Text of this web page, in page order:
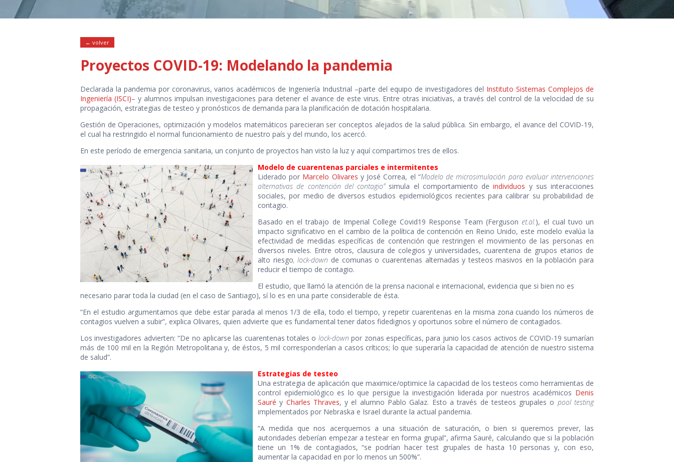
← volver
Proyectos COVID-19: Modelando la pandemia
Declarada la pandemia por coronavirus, varios académicos de Ingeniería Industrial –parte del equipo de investigadores del Instituto Sistemas Complejos de
Ingeniería (ISCI)– y alumnos impulsan investigaciones para detener el avance de este virus. Entre otras iniciativas, a través del control de la velocidad de su
propagación, estrategias de testeo y pronósticos de demanda para la planificación de dotación hospitalaria.
Gestión de Operaciones, optimización y modelos matemáticos parecieran ser conceptos alejados de la salud pública. Sin embargo, el avance del COVID-19,
el cual ha restringido el normal funcionamiento de nuestro país y del mundo, los acercó.
En este período de emergencia sanitaria, un conjunto de proyectos han visto la luz y aquí compartimos tres de ellos.
Modelo de cuarentenas parciales e intermitentes
Liderado por Marcelo Olivares y José Correa, el “Modelo de microsimulación para evaluar intervenciones
alternativas de contención del contagio”simula el comportamiento deindividuos y sus interacciones
sociales, por medio de diversos estudios epidemiológicos recientes para calibrar su probabilidad de
contagio.
Basado en el trabajo de Imperial College Covid19 Response Team (Fergusonet.al.), el cual tuvo un
impacto significativo en el cambio de la política de contención en Reino Unido, este modelo evalúa la
efectividad de medidas específicas de contención que restringen el movimiento de las personas en
diversos niveles. Entre otros, clausura de colegios y universidades, cuarentena de grupos etarios de
alto riesgo, lock-down de comunas o cuarentenas alternadas y testeos masivos en la población para
reducir el tiempo de contagio.
El estudio, que llamó la atención de la prensa nacional e internacional, evidencia que si bien no es
necesario parar toda la ciudad (en el caso de Santiago), sí lo es en una parte considerable de ésta.
“En el estudio argumentamos que debe estar parada al menos 1/3 de ella, todo el tiempo, y repetir cuarentenas en la misma zona cuando los números de
contagios vuelven a subir”, explica Olivares, quien advierte que es fundamental tener datos fidedignos y oportunos sobre el número de contagiados.
Los investigadores advierten: “De no aplicarse las cuarentenas totales o lock-down por zonas específicas, para junio los casos activos de COVID-19 sumarían
más de 100 mil en la Región Metropolitana y, de éstos, 5 mil corresponderían a casos críticos; lo que superaría la capacidad de atención de nuestro sistema
de salud”.
Estrategias de testeo
Una estrategia de aplicación que maximice/optimice la capacidad de los testeos como herramientas de
control epidemiológico es lo que persigue la investigación liderada por nuestros académicos Denis
Sauré y Charles Thraves, y el alumno Pablo Galaz. Esto a través de testeos grupales o pool testing
implementados por Nebraska e Israel durante la actual pandemia.
“A medida que nos acerquemos a una situación de saturación, o bien si queremos prever, las
autoridades deberían empezar a testear en forma grupal”, afirma Sauré, calculando que si la población
tiene un 1% de contagiados, “se podrían hacer test grupales de hasta 10 personas y, con eso,
aumentar la capacidad en por lo menos un 500%”.